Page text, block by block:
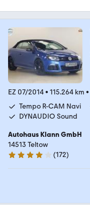
EZ 07/2014• 115.264 km •
Tempo R-CAM Navi
DYNAUDIO Sound
Autohaus Klann GmbH
14513 Teltow
4 Sterne
(172)